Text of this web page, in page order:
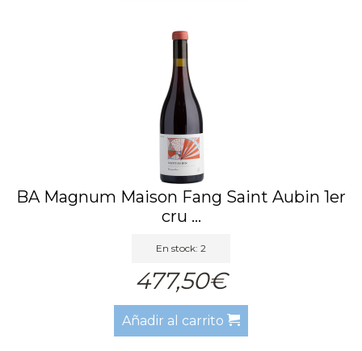
BA Magnum Maison Fang Saint Aubin 1er
cru ...
En stock: 2
477,50€
Añadir al carrito